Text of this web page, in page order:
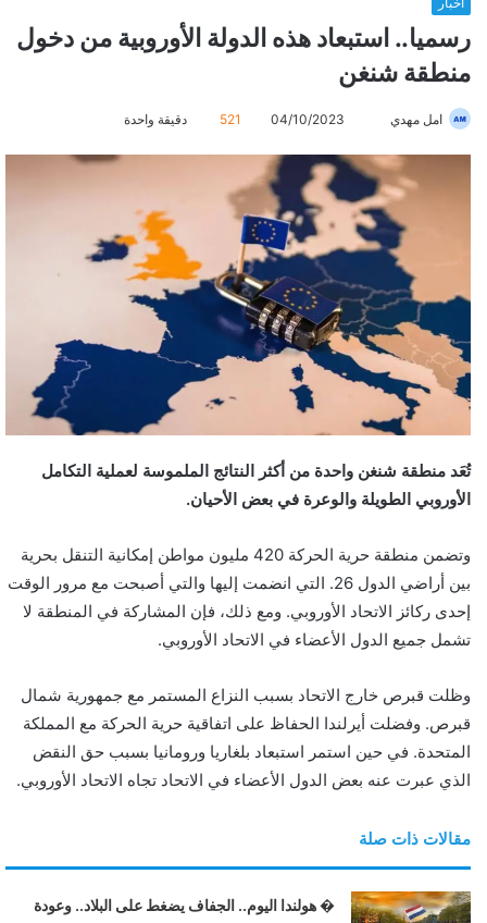
رسميا.. استبعاد هذه الدولة الأوروبية من دخول
منطقة شنغن
امل مهدي
س
ل
ب
ر
د
ا
إ
ل
ت
04/10/2023
521 دقيقة واحدة
تُعَد منطقة شنغن واحدة من أكثر النتائج الملموسة لعملية التكامل
الأوروبي الطويلة والوعرة في بعض الأحيان.
وتضمن منطقة حرية الحركة 420 مليون مواطن إمكانية التنقل بحرية
بين أراضي الدول 26. التي انضمت إليها والتي أصبحت مع مرور الوقت
إحدى ركائز الاتحاد الأوروبي. ومع ذلك، فإن المشاركة في المنطقة لا
تشمل جميع الدول الأعضاء في الاتحاد الأوروبي.
وظلت قبرص خارج الاتحاد بسبب النزاع المستمر مع جمهورية شمال
قبرص. وفضلت أيرلندا الحفاظ على اتفاقية حرية الحركة مع المملكة
المتحدة. في حين استمر استبعاد بلغاريا ورومانيا بسبب حق النقض
الذي عبرت عنه بعض الدول الأعضاء في الاتحاد تجاه الاتحاد الأوروبي.
مقالات ذات صلة
� هولندا اليوم.. الجفاف يضغط على البلاد.. وعودة